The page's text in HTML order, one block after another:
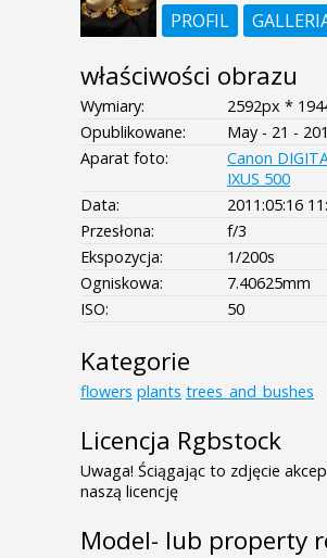
PROFIL
właściwości obrazu
Wymiary:
2592px *
Opublikowane:
May - 21 -
Aparat foto:
Canon
IXUS 500
Data:
2011:05:16
Przesłona:
f/3
Ekspozycja:
1/200s
Ogniskowa:
7.40625mm
ISO:
50
Kategorie
flowers plants trees_and_bushes
Licencja Rgbstock
Uwaga! Ściągając to zdjęcie
naszą licencję
Model- lub property